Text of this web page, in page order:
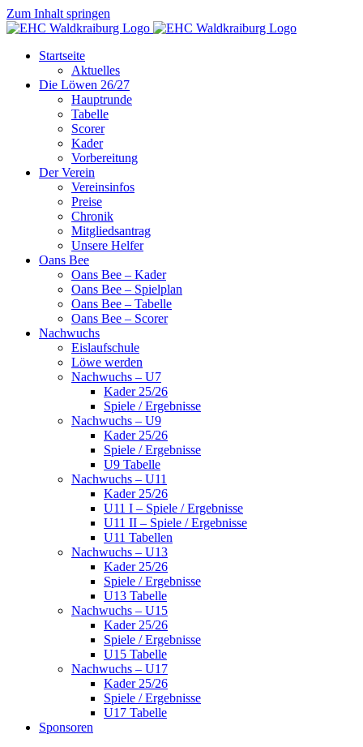
Zum Inhalt springen
Startseite
Aktuelles
Die Löwen 26/27
Hauptrunde
Tabelle
Scorer
Kader
Vorbereitung
Der Verein
Vereinsinfos
Preise
Chronik
Mitgliedsantrag
Unsere Helfer
Oans Bee
Oans Bee – Kader
Oans Bee – Spielplan
Oans Bee – Tabelle
Oans Bee – Scorer
Nachwuchs
Eislaufschule
Löwe werden
Nachwuchs – U7
Kader 25/26
Spiele / Ergebnisse
Nachwuchs – U9
Kader 25/26
Spiele / Ergebnisse
U9 Tabelle
Nachwuchs – U11
Kader 25/26
U11 I – Spiele / Ergebnisse
U11 II – Spiele / Ergebnisse
U11 Tabellen
Nachwuchs – U13
Kader 25/26
Spiele / Ergebnisse
U13 Tabelle
Nachwuchs – U15
Kader 25/26
Spiele / Ergebnisse
U15 Tabelle
Nachwuchs – U17
Kader 25/26
Spiele / Ergebnisse
U17 Tabelle
Sponsoren